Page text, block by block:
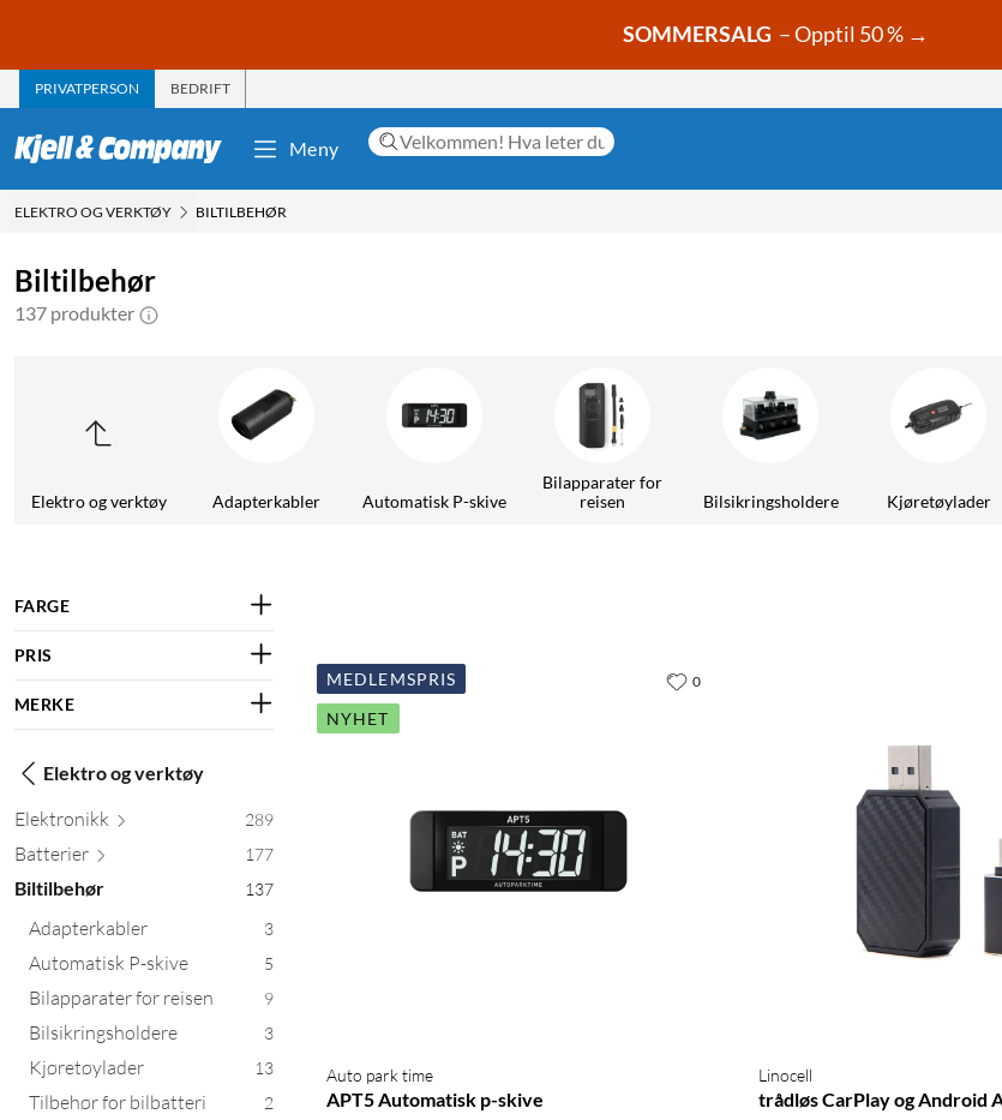
SOMMERSALG – Opptil 50 % →
PRIVATPERSON BEDRIFT
Meny
ELEKTRO OG VERKTØY BILTILBEHØR
Biltilbehør
137 produkter
Elektro og verktøy Adapterkabler Automatisk P-skive
Bilapparater for
reisen
Bilsikringsholdere Kjøretøylader
FARGE
PRIS
MERKE
Elektro og verktøy
Elektronikk 289
Batterier 177
Biltilbehør 137
Adapterkabler 3
Automatisk P-skive 5
Bilapparater for reisen 9
Bilsikringsholdere 3
Kjøretøylader 13
Tilbehør for bilbatteri 2
MEDLEMSPRIS
NYHET
Auto park time
APT5 Automatisk p-skive
0
Linocell
trådløs CarPlay og Android